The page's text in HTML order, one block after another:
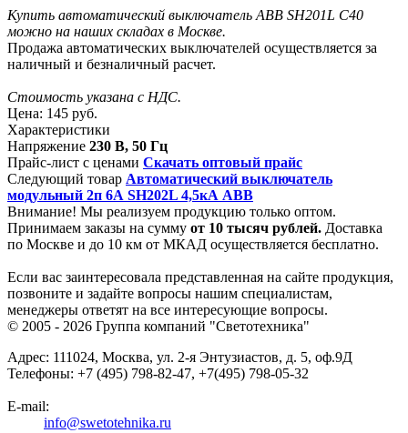
Купить автоматический выключатель ABB SH201L C40
можно на наших складах в Москве.
Продажа автоматических выключателей осуществляется за
наличный и безналичный расчет.
Стоимость указана с НДС.
Цена: 145 руб.
Характеристики
Напряжение 230 В, 50 Гц
Прайс-лист с ценами Скачать оптовый прайс
Следующий товар Автоматический выключатель
модульный 2п 6А SH202L 4,5кА ABB
Внимание! Мы реализуем продукцию только оптом.
Принимаем заказы на сумму от 10 тысяч рублей. Доставка
по Москве и до 10 км от МКАД осуществляется бесплатно.
Если вас заинтересовала представленная на сайте продукция,
позвоните и задайте вопросы нашим специалистам,
менеджеры ответят на все интересующие вопросы.
© 2005 - 2026 Группа компаний "Светотехника"
Адрес: 111024, Москва, ул. 2-я Энтузиастов, д. 5, оф.9Д
Телефоны: +7 (495) 798-82-47, +7(495) 798-05-32
E-mail:
info@swetotehnika.ru